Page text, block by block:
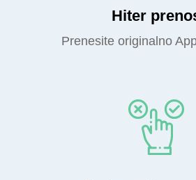
Hiter
Prenesite originalno